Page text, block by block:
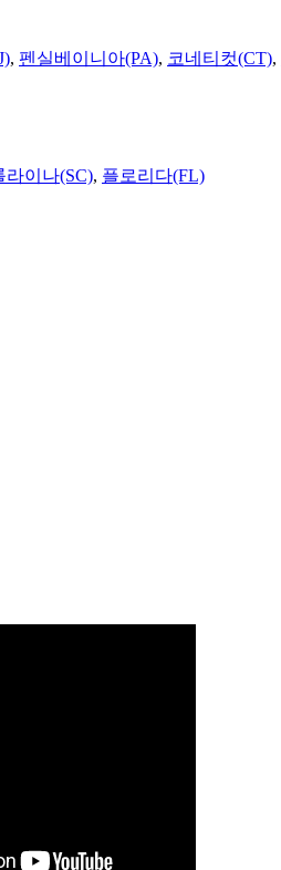
, 펜실베이니아(PA), 코네티컷(CT),
라이나(SC), 플로리다(FL)